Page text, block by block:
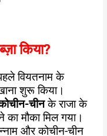
किया?
वियतनाम के
शुरू किया।
चीनके राजा के
मौका मिल गया।
और कोचीन-चीन